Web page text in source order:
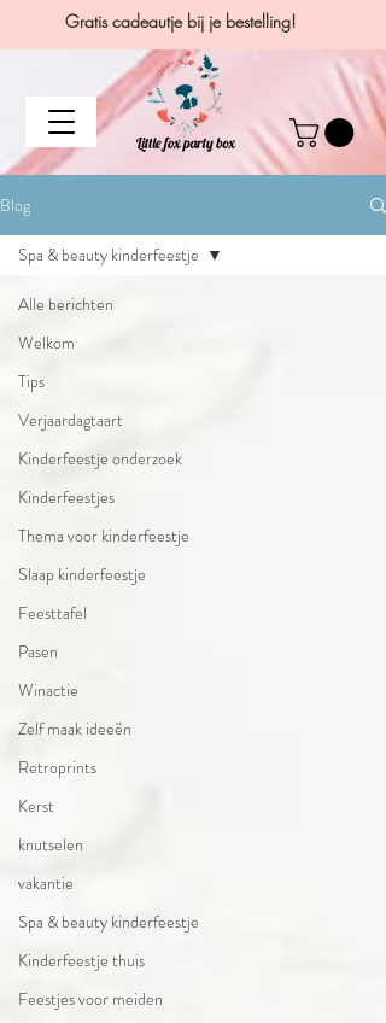
Gratis cadeautje bij je bestelling!
Blog
Alle berichten
Welkom
Tips
Verjaardagtaart
Kinderfeestje onderzoek
Kinderfeestjes
Thema voor kinderfeestje
Slaap kinderfeestje
Feesttafel
Pasen
Winactie
Zelf maak ideeën
Retroprints
Kerst
knutselen
vakantie
Spa & beauty kinderfeestje
Kinderfeestje thuis
Feestjes voor meiden
Spa & beauty kinderfeestje